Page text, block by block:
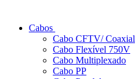
Cabos
Cabo CFTV/ Coaxial
Cabo Flexível 750V
Cabo Multiplexado
Cabo PP